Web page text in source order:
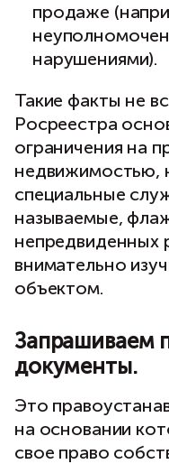
продаже
нарушениями).
Такие факты не
Росреестра
ограничения на
недвижимостью,
специальные
называемые,
непредвиденных
внимательно
объектом.
Запрашиваем
документы.
Это
на основании
свое право